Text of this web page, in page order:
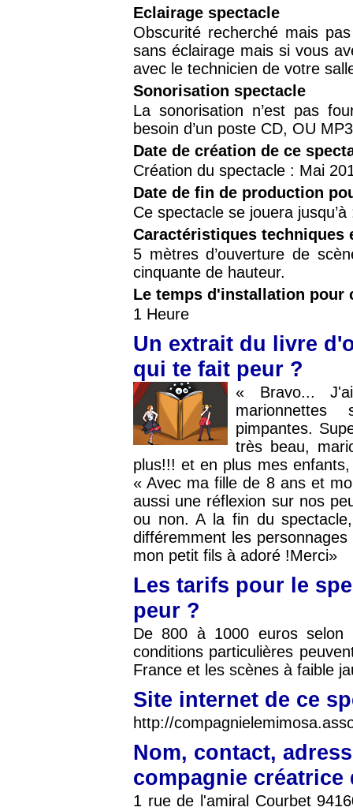
Eclairage spectacle
Obscurité recherché mais
sans éclairage mais si vous
avec le technicien de votre
Sonorisation spectacle
La sonorisation n’est pas
besoin d’un poste CD, OU MP3
Date de création de ce
Création du spectacle : Mai
Date de fin de production
Ce spectacle se jouera
Caractéristiques techniques
5 mètres d’ouverture de
cinquante de hauteur.
Le temps d'installation pour
1 Heure
Un extrait du livre
qui te fait peur ?
« Bravo...
marionnettes
pimpantes.
très beau,
plus!!! et en plus mes
« Avec ma fille de 8 ans et
aussi une réflexion sur nos
ou non. A la fin du
différemment les
mon petit fils à adoré !Merci»
Les tarifs pour le
peur ?
De 800 à 1000 euros selon
conditions particulières
France et les scènes à faible
Site internet de ce
http://
Nom, contact,
compagnie créatrice
1 rue de l'amiral Courbet